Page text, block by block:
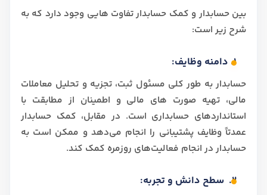
بین حسابدار و کمک حسابدار تفاوت هایی وجود دارد که به
شرح زیر است:
1. دامنه وظایف:
حسابدار به طور کلی مسئول ثبت، تجزیه و تحلیل معاملات
مالی، تهیه صورت‌ های مالی و اطمینان از مطابقت با
استانداردهای حسابداری است. در مقابل، کمک حسابدار
عمدتاً وظایف پشتیبانی را انجام می‌دهد و ممکن است به
حسابدار در انجام فعالیت‌های روزمره کمک کند.
2. سطح دانش و تجربه: